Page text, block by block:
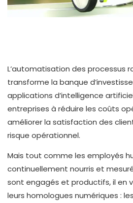
L’automatisation des processus
transforme la banque
applications d’intelligence
entreprises à réduire les coûts
améliorer la satisfaction des
risque opérationnel.
Mais tout comme les employés
continuellement nourris et
sont engagés et productifs, il en
leurs homologues numériques :